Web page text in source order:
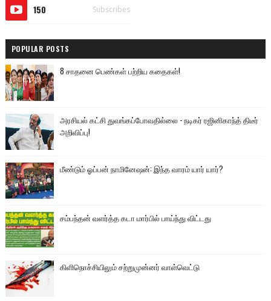
150 Subscribes
POPULAR POSTS
8 சாதனை பெண்கள் பற்றிய கதைகள்!
அரசியல் கட்சி துவங்கப்போவதில்லை - நடிகர் ரஜினிகாந்த் திடீர்
அறிவிப்பு!
மீண்டும் ஓப்பன் நாமினேஷன்: இந்த வாரம் யார் யார்?
சம்பந்தன் வளர்த்த கடா மார்பில் பாய்ந்து விட்டது
கிளிநொச்சியிலும் சற்றுமுன்னர் வாள்வெட்டு